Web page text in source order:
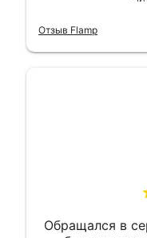
Отзыв Flamp
Обращался в